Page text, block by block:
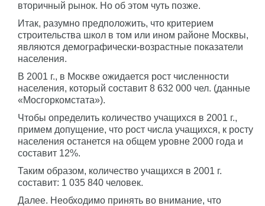
вторичный рынок. Но об этом чуть позже.
Итак, разумно предположить, что критерием
строительства школ в том или ином районе Москвы,
являются демографически-возрастные показатели
населения.
В 2001 г., в Москве ожидается рост численности
населения, который составит 8 632 000 чел. (данные
«Мосгоркомстата»).
Чтобы определить количество учащихся в 2001 г.,
примем допущение, что рост числа учащихся, к росту
населения останется на общем уровне 2000 года и
составит 12%.
Таким образом, количество учащихся в 2001 г.
составит: 1 035 840 человек.
Далее. Необходимо принять во внимание, что